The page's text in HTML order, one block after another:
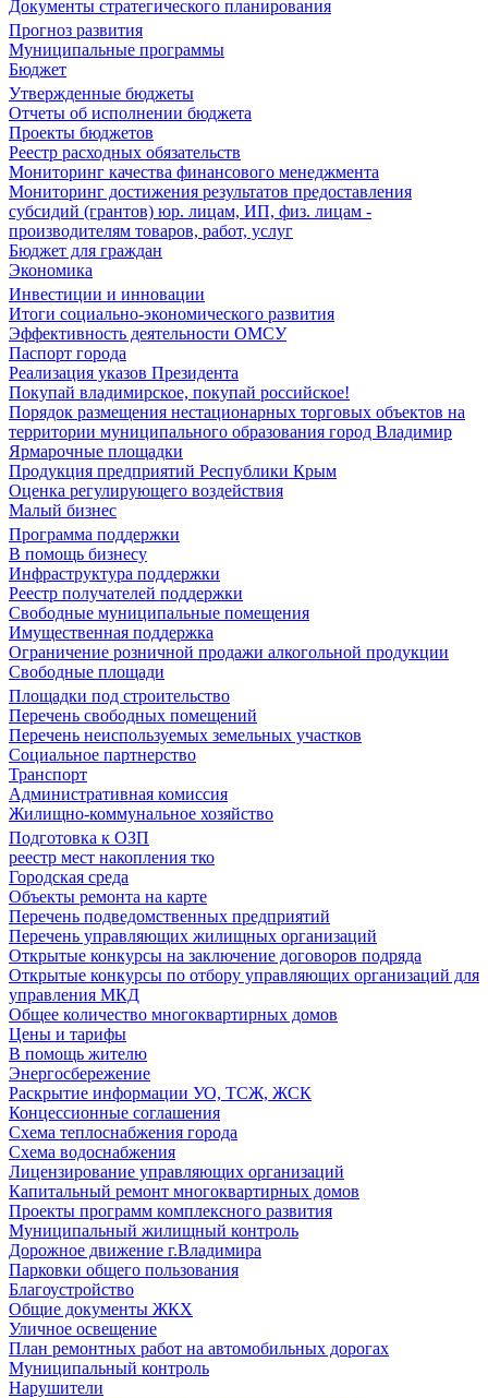
Документы стратегического планирования
Прогноз развития
Муниципальные программы
Бюджет
Утвержденные бюджеты
Отчеты об исполнении бюджета
Проекты бюджетов
Реестр расходных обязательств
Мониторинг качества финансового менеджмента
Мониторинг достижения результатов предоставления
субсидий (грантов) юр. лицам, ИП, физ. лицам -
производителям товаров, работ, услуг
Бюджет для граждан
Экономика
Инвестиции и инновации
Итоги социально-экономического развития
Эффективность деятельности ОМСУ
Паспорт города
Реализация указов Президента
Покупай владимирское, покупай российское!
Порядок размещения нестационарных торговых объектов на
территории муниципального образования город Владимир
Ярмарочные площадки
Продукция предприятий Республики Крым
Оценка регулирующего воздействия
Малый бизнес
Программа поддержки
В помощь бизнесу
Инфраструктура поддержки
Реестр получателей поддержки
Свободные муниципальные помещения
Имущественная поддержка
Ограничение розничной продажи алкогольной продукции
Свободные площади
Площадки под строительство
Перечень свободных помещений
Перечень неиспользуемых земельных участков
Социальное партнерство
Транспорт
Административная комиссия
Жилищно-коммунальное хозяйство
Подготовка к ОЗП
реестр мест накопления тко
Городская среда
Объекты ремонта на карте
Перечень подведомственных предприятий
Перечень управляющих жилищных организаций
Открытые конкурсы на заключение договоров подряда
Открытые конкурсы по отбору управляющих организаций для
управления МКД
Общее количество многоквартирных домов
Цены и тарифы
В помощь жителю
Энергосбережение
Раскрытие информации УО, ТСЖ, ЖСК
Концессионные соглашения
Схема теплоснабжения города
Схема водоснабжения
Лицензирование управляющих организаций
Капитальный ремонт многоквартирных домов
Проекты программ комплексного развития
Муниципальный жилищный контроль
Дорожное движение г.Владимира
Парковки общего пользования
Благоустройство
Общие документы ЖКХ
Уличное освещение
План ремонтных работ на автомобильных дорогах
Муниципальный контроль
Нарушители